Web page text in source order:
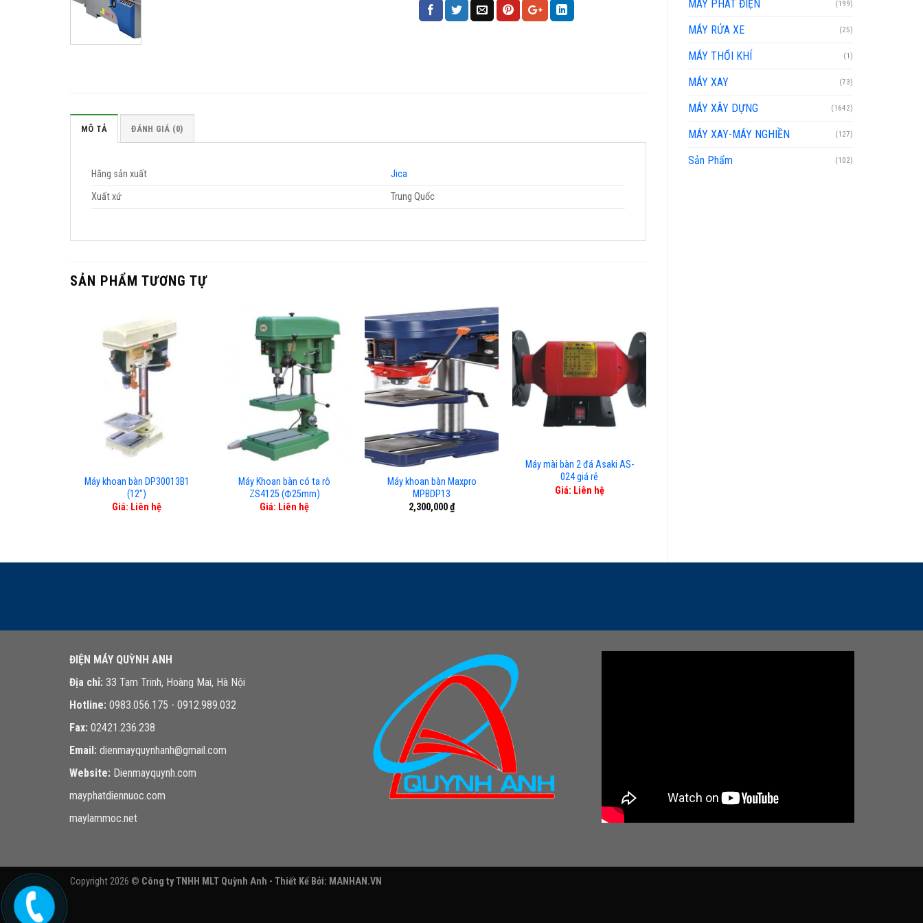
MÁY PHÁT ĐIỆN (199)
MÁY RỬA XE (25)
MÁY THỔI KHÍ (1)
MÁY XAY (73)
MÁY XÂY DỰNG (1642)
MÁY XAY-MÁY NGHIỀN (127)
Sản Phẩm (102)
MÔ TẢ ĐÁNH GIÁ (0)
Hãng sản xuất
Jica
Xuất xứ
Trung Quốc
SẢN PHẨM TƯƠNG TỰ
Máy khoan bàn DP30013B1
(12″)
Giá: Liên hệ
Máy Khoan bàn có ta rô
ZS4125 (Ф25mm)
Giá: Liên hệ
Máy khoan bàn Maxpro
MPBDP13
2,300,000₫
Máy mài bàn 2 đá Asaki AS-
024 giá rẻ
Giá: Liên hệ
ĐIỆN MÁY QUỲNH ANH
Địa chỉ: 33 Tam Trinh, Hoàng Mai, Hà Nội
Hotline: 0983.056.175 - 0912.989.032
Fax: 02421.236.238
Email: dienmayquynhanh@gmail.com
Website: Dienmayquynh.com
mayphatdiennuoc.com
maylammoc.net
Copyright 2026 © Công ty TNHH MLT Quỳnh Anh - Thiết Kế Bởi: MANHAN.VN